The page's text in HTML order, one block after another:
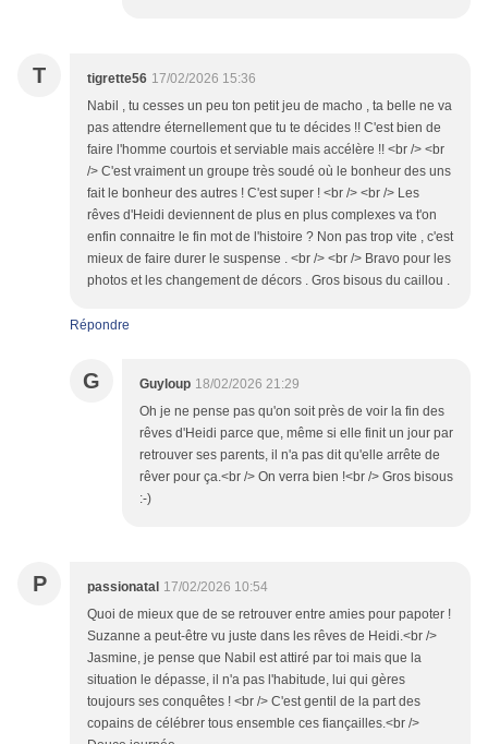
T tigrette56 17/02/2026 15:36
Nabil , tu cesses un peu ton petit jeu de macho , ta belle ne va
pas attendre éternellement que tu te décides !! C'est bien de
faire l'homme courtois et serviable mais accélère !! <br /> <br
/> C'est vraiment un groupe très soudé où le bonheur des uns
fait le bonheur des autres ! C'est super ! <br /> <br /> Les
rêves d'Heidi deviennent de plus en plus complexes va t'on
enfin connaitre le fin mot de l'histoire ? Non pas trop vite , c'est
mieux de faire durer le suspense . <br /> <br /> Bravo pour les
photos et les changement de décors . Gros bisous du caillou .
Répondre
G Guyloup 18/02/2026 21:29
Oh je ne pense pas qu'on soit près de voir la fin des
rêves d'Heidi parce que, même si elle finit un jour par
retrouver ses parents, il n'a pas dit qu'elle arrête de
rêver pour ça.<br /> On verra bien !<br /> Gros bisous
:-)
P passionatal 17/02/2026 10:54
Quoi de mieux que de se retrouver entre amies pour papoter !
Suzanne a peut-être vu juste dans les rêves de Heidi.<br />
Jasmine, je pense que Nabil est attiré par toi mais que la
situation le dépasse, il n'a pas l'habitude, lui qui gères
toujours ses conquêtes ! <br /> C'est gentil de la part des
copains de célébrer tous ensemble ces fiançailles.<br />